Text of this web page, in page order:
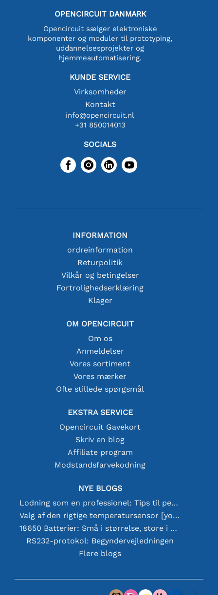
OPENCIRCUIT DANMARK
Opencircuit sælger elektroniske
komponenter og moduler til prototyping,
uddannelsesprojekter og
hjemmeautomatisering.
KUNDE SERVICE
Virksomheder
Kontakt
info@opencircuit.nl
+31 850014013
SOCIALS
INFORMATION
ordreinformation
Returpolitik
Vilkår og betingelser
Fortrolighedserklæring
Klager
OM OPENCIRCUIT
Om os
Anmeldelser
Vores sortiment
Vores mærker
Ofte stillede spørgsmål
EKSTRA SERVICE
Opencircuit Gavekort
Skriv en blog
Affiliate program
Modstandsfarvekodning
NYE BLOGS
Lodning som en professionel: Tips til perfekte elektroniske forbindelser
Valg af den rigtige temperatursensor [youtube]
18650 Batterier: Små i størrelse, store i ydeevne
RS232-protokol: Begyndervejledningen
Flere blogs